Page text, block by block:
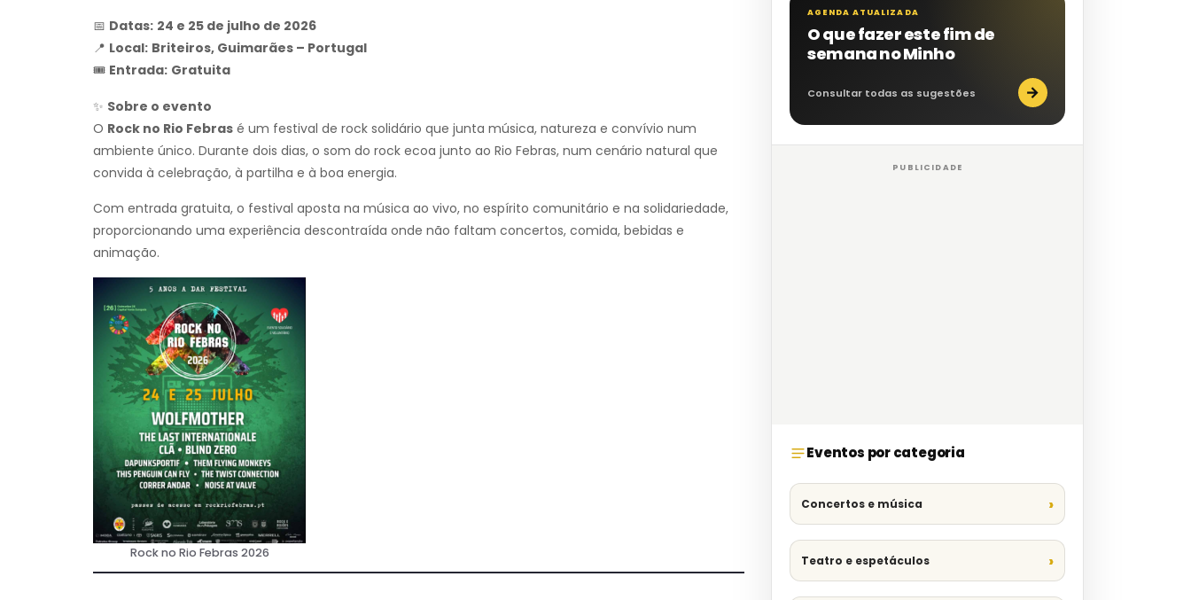
📅 Datas: 24 e 25 de julho de 2026
📍 Local: Briteiros, Guimarães – Portugal
🎟 Entrada: Gratuita
✨ Sobre o evento
O Rock no Rio Febras é um festival de rock solidário que junta música, natureza e convívio num
ambiente único. Durante dois dias, o som do rock ecoa junto ao Rio Febras, num cenário natural que
convida à celebração, à partilha e à boa energia.
Com entrada gratuita, o festival aposta na música ao vivo, no espírito comunitário e na solidariedade,
proporcionando uma experiência descontraída onde não faltam concertos, comida, bebidas e
animação.
Rock no Rio Febras 2026
AGENDA ATUALIZADA
O que fazer este fim de
semana no Minho
Consultar todas as sugestões →
PUBLICIDADE
Eventos por categoria
Concertos e música
Teatro e espetáculos